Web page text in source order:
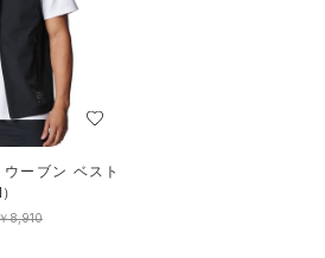
ーブン ベスト
8,910